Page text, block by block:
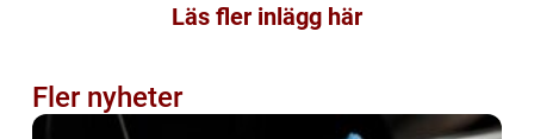
Läs fler inlägg här
Fler nyheter